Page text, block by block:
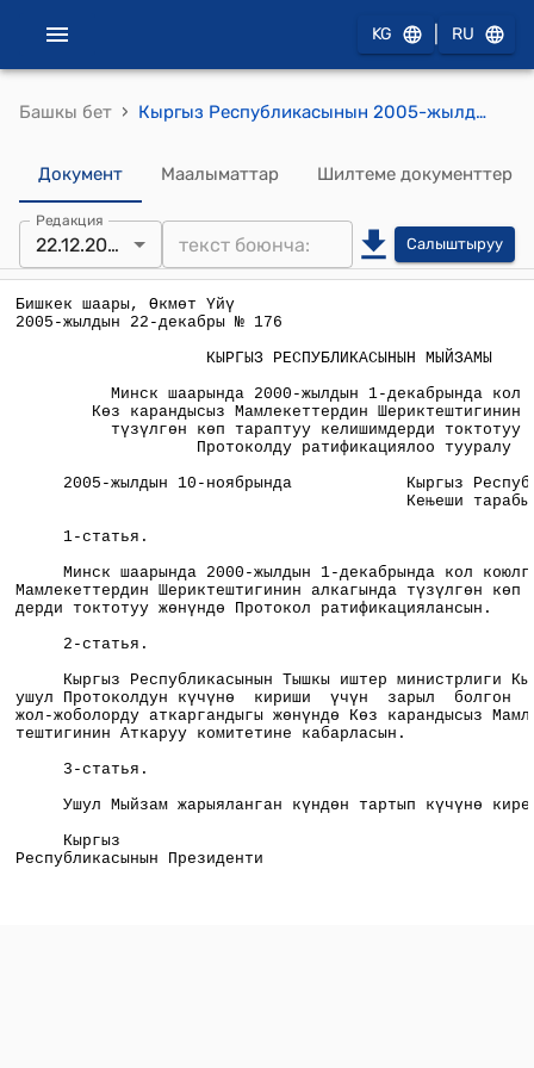
KG RU
Башкы бет › Кыргыз Республикасынын 2005-жылдын 22-декабрындагы № 176 "Минск шаарында 2000-жылдын 1-декабрында кол коюлган Көз карандысыз Мамлекеттердин Шериктештигинин алкагында түзүлгөн көп тараптуу келишимдерди токтотуу жөнүндө Протоколду ратификациялоо тууралу" Мыйзамы
Документ Маалыматтар Шилтеме документтер
Редакция
22.12.2005 Салыштыруу